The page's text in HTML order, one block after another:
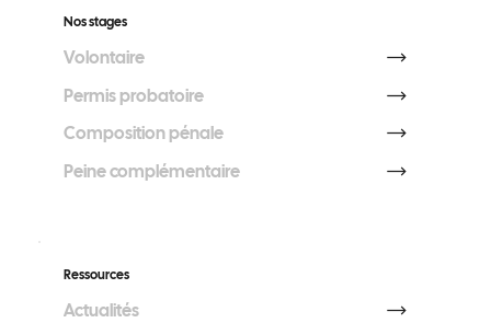
Ressources
Actualités
Nos stages
Volontaire
Permis probatoire
Composition pénale
Peine complémentaire